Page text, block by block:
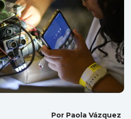
Por Paola Vázquez